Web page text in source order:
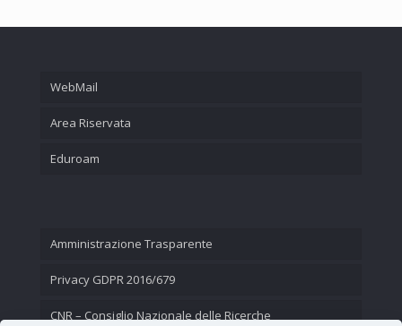
WebMail
Area Riservata
Eduroam
Amministrazione Trasparente
Privacy GDPR 2016/679
CNR – Consiglio Nazionale delle Ricerche